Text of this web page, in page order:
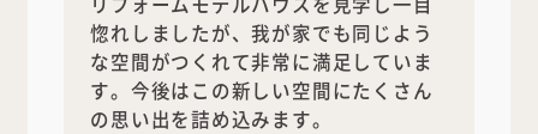
惚れしましたが、我が家でも同じよう
な空間がつくれて非常に満足していま
す。今後はこの新しい空間にたくさん
の思い出を詰め込みます。